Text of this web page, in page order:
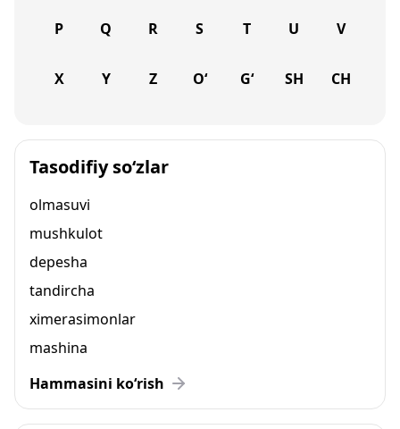
P Q R S T U V
X Y Z O‘ G‘ SH CH
Tasodifiy so‘zlar
olmasuvi
mushkulot
depesha
tandircha
ximerasimonlar
mashina
Hammasini ko‘rish